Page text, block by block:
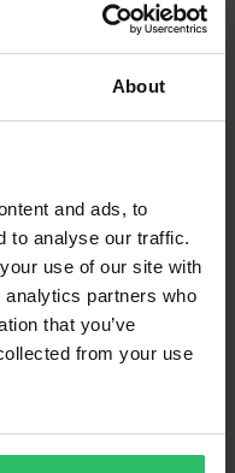
About
and ads, to
to analyse our traffic.
use of our site with
partners who
that you’ve
from your use